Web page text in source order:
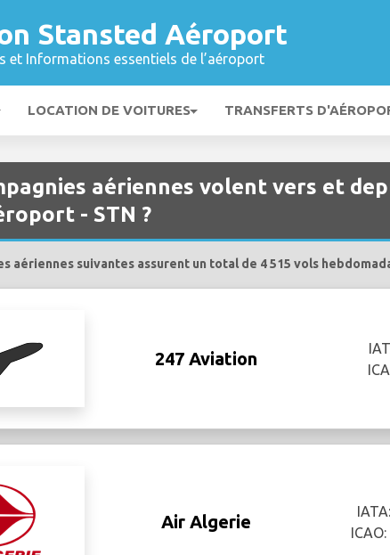
Stansted Aéroport
et Informations essentiels de l’aéroport
LOCATION DE VOITURES TRANSFERTS
aériennes volent vers et
- STN ?
aériennes suivantes assurent un total de 4 515 vols
247 Aviation
Air Algerie